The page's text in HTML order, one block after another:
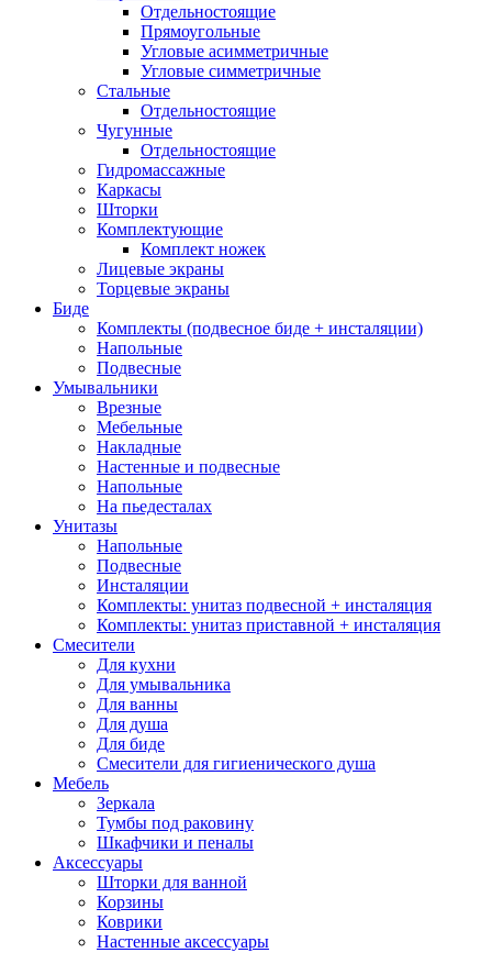
Отдельностоящие
Прямоугольные
Угловые асимметричные
Угловые симметричные
Стальные
Отдельностоящие
Чугунные
Отдельностоящие
Гидромассажные
Каркасы
Шторки
Комплектующие
Комплект ножек
Лицевые экраны
Торцевые экраны
Биде
Комплекты (подвесное биде + инсталяции)
Напольные
Подвесные
Умывальники
Врезные
Мебельные
Накладные
Настенные и подвесные
Напольные
На пьедесталах
Унитазы
Напольные
Подвесные
Инсталяции
Комплекты: унитаз подвесной + инсталяция
Комплекты: унитаз приставной + инсталяция
Смесители
Для кухни
Для умывальника
Для ванны
Для душа
Для биде
Смесители для гигиенического душа
Мебель
Зеркала
Тумбы под раковину
Шкафчики и пеналы
Аксессуары
Шторки для ванной
Корзины
Коврики
Настенные аксессуары